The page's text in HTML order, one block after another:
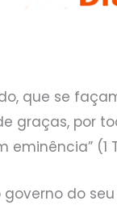
que se
graças, por
(1
do